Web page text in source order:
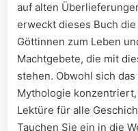
auf alten
erweckt dieses Buch
Göttinnen zum Leben
Machtgebete, die mit
stehen. Obwohl sich
Mythologie
Lektüre für alle
Tauchen Sie ein in die